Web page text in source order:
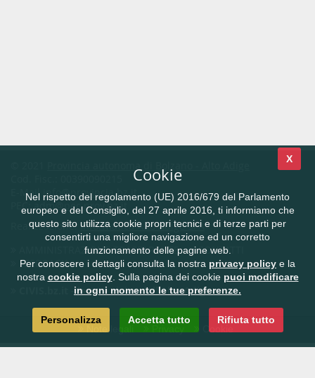
E-Mail info@provincia.bz.it
PEC:adm@pec.prov.bz.it
Realizzazione: Informatica Alto Adige SPA
AMMINISTRAZIONE TRASPARENTE
CONTATTI
FEEDBACK
CIVIS.bz.it - la rete civica dell'Alto Adige
Note legali Cookie
X
Cookie
Nel rispetto del regolamento (UE) 2016/679 del Parlamento
europeo e del Consiglio, del 27 aprile 2016, ti informiamo che
questo sito utilizza cookie propri tecnici e di terze parti per
consentirti una migliore navigazione ed un corretto
funzionamento delle pagine web.
Per conoscere i dettagli consulta la nostra privacy policy e la
nostra cookie policy. Sulla pagina dei cookie puoi modificare
in ogni momento le tue preferenze.
Personalizza Accetta tutto Rifiuta tutto